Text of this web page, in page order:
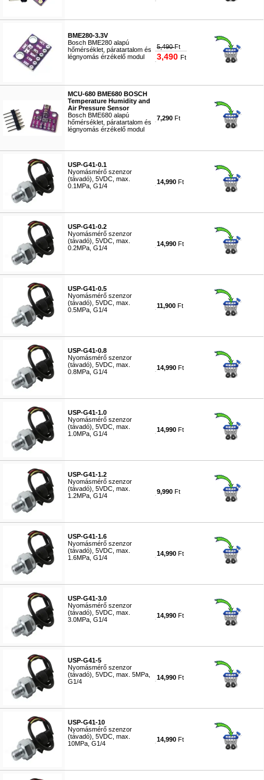
BME280-3.3V
Bosch BME280 alapú
hőmérséklet, páratartalom és
légnyomás érzékelő modul
5,490Ft
3,490 Ft
MCU-680 BME680 BOSCH
Temperature Humidity and
Air Pressure Sensor
Bosch BME680 alapú
hőmérséklet, páratartalom és
légnyomás érzékelő modul
7,290 Ft
USP-G41-0.1
Nyomásmérő szenzor
(távadó), 5VDC, max.
0.1MPa, G1/4
14,990 Ft
USP-G41-0.2
Nyomásmérő szenzor
(távadó), 5VDC, max.
0.2MPa, G1/4
14,990 Ft
USP-G41-0.5
Nyomásmérő szenzor
(távadó), 5VDC, max.
0.5MPa, G1/4
11,900 Ft
USP-G41-0.8
Nyomásmérő szenzor
(távadó), 5VDC, max.
0.8MPa, G1/4
14,990 Ft
USP-G41-1.0
Nyomásmérő szenzor
(távadó), 5VDC, max.
1.0MPa, G1/4
14,990 Ft
USP-G41-1.2
Nyomásmérő szenzor
(távadó), 5VDC, max.
1.2MPa, G1/4
9,990 Ft
USP-G41-1.6
Nyomásmérő szenzor
(távadó), 5VDC, max.
1.6MPa, G1/4
14,990 Ft
USP-G41-3.0
Nyomásmérő szenzor
(távadó), 5VDC, max.
3.0MPa, G1/4
14,990 Ft
USP-G41-5
Nyomásmérő szenzor
(távadó), 5VDC, max. 5MPa,
G1/4
14,990 Ft
USP-G41-10
Nyomásmérő szenzor
(távadó), 5VDC, max.
10MPa, G1/4
14,990 Ft